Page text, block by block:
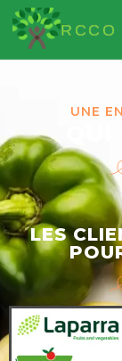
RCCO
UNE
LES